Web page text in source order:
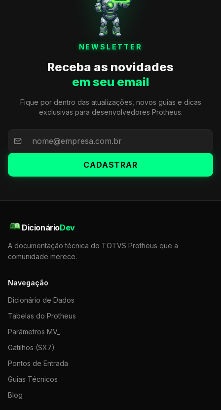
NEWSLETTER
Receba as novidades
em seu email
Fique por dentro das atualizações, novos guias e dicas
exclusivas para desenvolvedores Protheus.
CADASTRAR
DicionárioDev
A documentação técnica do TOTVS Protheus que a
comunidade merece.
Navegação
Dicionário de Dados
Tabelas do Protheus
Parâmetros MV_
Gatilhos (SX7)
Pontos de Entrada
Guias Técnicos
Blog